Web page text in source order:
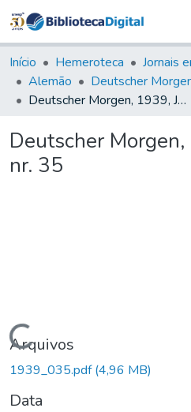
&
Tudo
Início Hemeroteca
Alemão
Deutscher
Deutscher Morgen, 1939, Jahrg. 8, nr. 35
Deutscher
nr. 35
Carregando...
Arquivos
1939_035.pdf(4,96 MB)
Data